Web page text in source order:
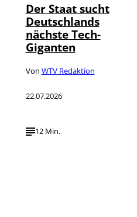
Der Staat sucht
Deutschlands
nächste Tech-
Giganten
Von WTV Redaktion
22.07.2026
12 Min.